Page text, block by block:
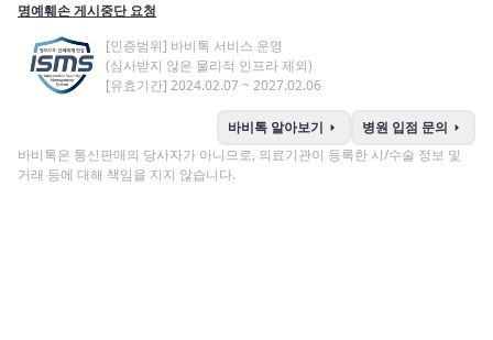
명예훼손 게시중단 요청
[인증범위] 바비톡 서비스 운영
(심사받지 않은 물리적 인프라 제외)
[유효기간] 2024.02.07 ~ 2027.02.06
바비톡 알아보기 arrow_right 병원 입점 문의 arrow_right
바비톡은 통신판매의 당사자가 아니므로, 의료기관이 등록한 시/수술 정보 및
거래 등에 대해 책임을 지지 않습니다.